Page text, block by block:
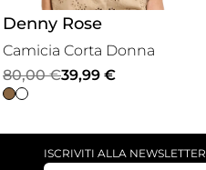
Denny Rose
Camicia Corta Donna
80,00€
Il
prezzo
39,99 €
Il
prezzo
ISCRIVITI ALLA NEWSLETTER